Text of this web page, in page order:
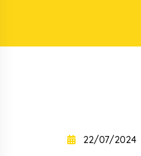
+ Curso semintensivo
22/07/2024